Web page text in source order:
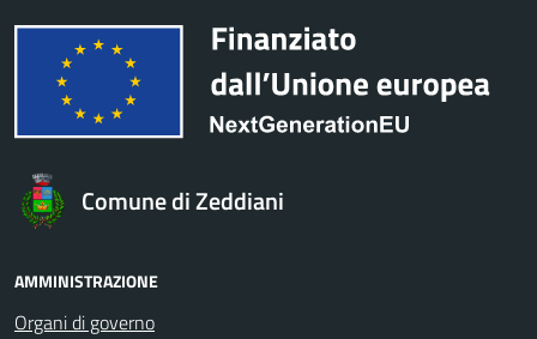
Comune di Zeddiani
AMMINISTRAZIONE
Organi di governo